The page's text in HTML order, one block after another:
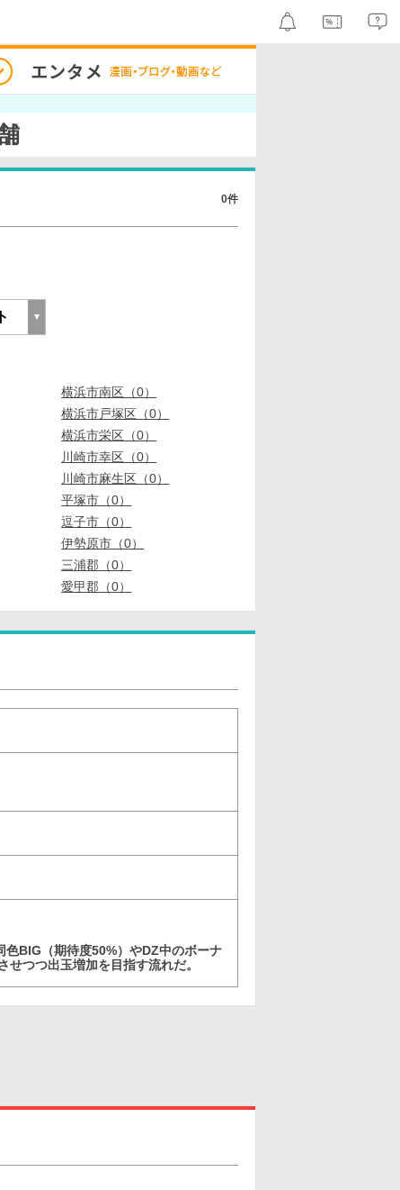
0件
横浜市南区（0）
横浜市戸塚区（0）
横浜市栄区（0）
川崎市幸区（0）
川崎市麻生区（0）
平塚市（0）
逗子市（0）
伊勢原市（0）
三浦郡（0）
愛甲郡（0）
BIG（期待度50%）やDZ中のボーナ
つつ出玉増加を目指す流れだ。